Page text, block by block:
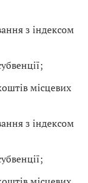
з індексом
місцевих
з індексом